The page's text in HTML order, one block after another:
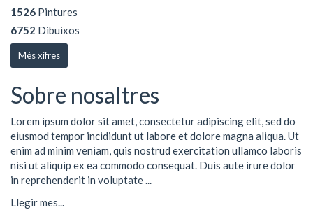
1526 Pintures
6752 Dibuixos
Més xifres
Sobre nosaltres
Lorem ipsum dolor sit amet, consectetur adipiscing elit, sed do
eiusmod tempor incididunt ut labore et dolore magna aliqua. Ut
enim ad minim veniam, quis nostrud exercitation ullamco laboris
nisi ut aliquip ex ea commodo consequat. Duis aute irure dolor
in reprehenderit in voluptate ...
Llegir mes...